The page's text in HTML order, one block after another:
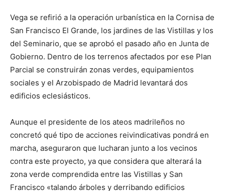
Vega se refirió a la operación urbanística en la Cornisa de
San Francisco El Grande, los jardines de las Vistillas y los
del Seminario, que se aprobó el pasado año en Junta de
Gobierno. Dentro de los terrenos afectados por ese Plan
Parcial se construirán zonas verdes, equipamientos
sociales y el Arzobispado de Madrid levantará dos
edificios eclesiásticos.
Aunque el presidente de los ateos madrileños no
concretó qué tipo de acciones reivindicativas pondrá en
marcha, aseguraron que lucharan junto a los vecinos
contra este proyecto, ya que considera que alterará la
zona verde comprendida entre las Vistillas y San
Francisco «talando árboles y derribando edificios